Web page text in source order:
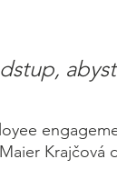
Krajčová